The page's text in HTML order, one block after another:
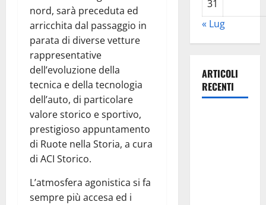
nord, sarà preceduta ed
arricchita dal passaggio in
parata di diverse vetture
rappresentative
dell’evoluzione della
tecnica e della tecnologia
dell’auto, di particolare
valore storico e sportivo,
prestigioso appuntamento
di Ruote nella Storia, a cura
di ACI Storico.
L’atmosfera agonistica si fa
sempre più accesa ed i
31
« Lug
ARTICOLI
RECENTI